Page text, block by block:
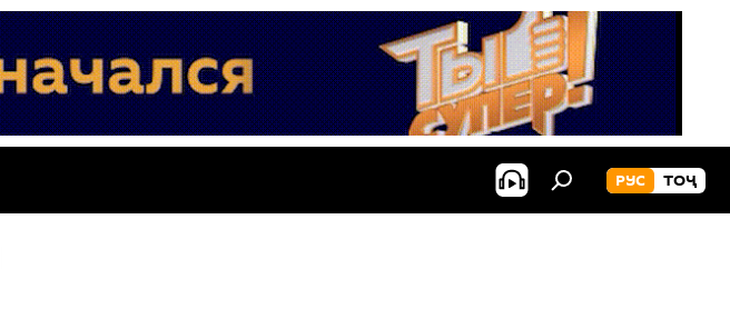
РУС ТОҶ